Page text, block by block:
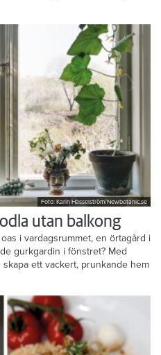
Foto: Karin Hasselström/Newbotanic.se
utan balkong
i vardagsrummet, en örtagård i
gurkgardin i fönstret? Med
ett vackert, prunkande hem